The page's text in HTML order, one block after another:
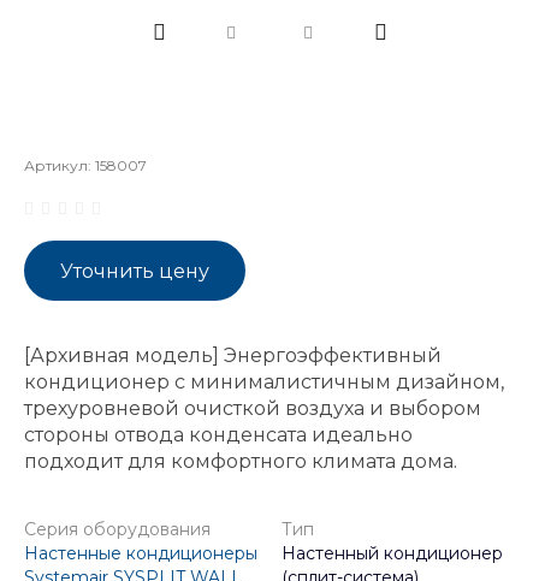
Артикул: 158007
Уточнить цену
[Архивная модель] Энергоэффективный
кондиционер с минималистичным дизайном,
трехуровневой очисткой воздуха и выбором
стороны отвода конденсата идеально
подходит для комфортного климата дома.
Серия оборудования
Настенные кондиционеры
Тип
Настенный кондиционер